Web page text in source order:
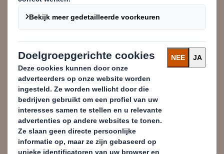
Er is een onmiskenbare wens van
het publiek om te helpen met de
klimaatcrisis. Met deze principes
kunnen we afval en vervuiling
uitbannen, verpakkingen creëren
die geschikt zijn voor een circulaire
economie en consumenten helpen
meer te recyclen